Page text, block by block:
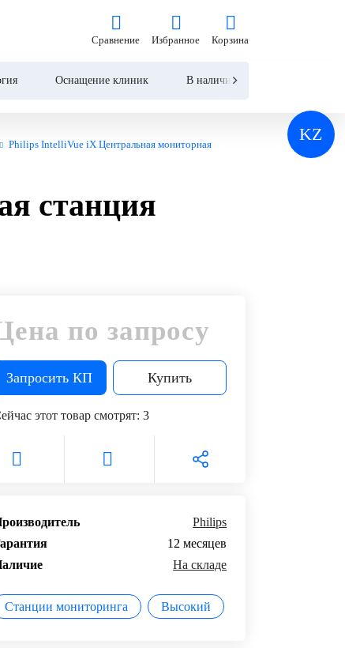
KZ
Сравнение
Сравнение
Избранное Корзина
Оснащение клиник В наличии
Philips IntelliVue iX Центральная мониторная
Купить
станция
по запросу
Запросить КП Купить
этот товар смотрят: 3
Philips
12 месяцев
На складе
Станции мониторинга Высокий